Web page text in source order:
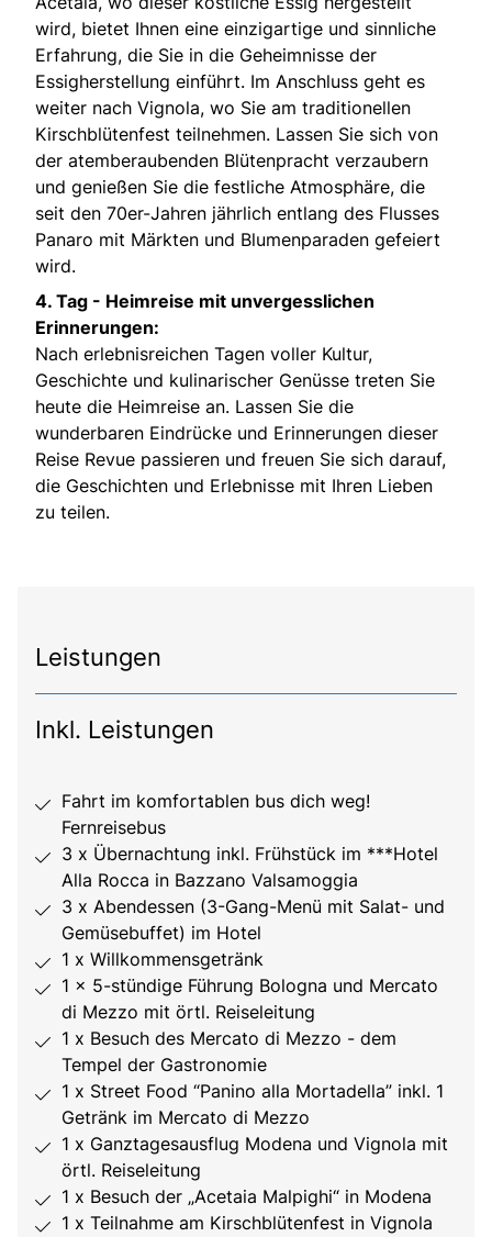
wird, bietet Ihnen eine einzigartige und sinnliche
Erfahrung, die Sie in die Geheimnisse der
Essigherstellung einführt. Im Anschluss geht es
weiter nach Vignola, wo Sie am traditionellen
Kirschblütenfest teilnehmen. Lassen Sie sich von
der atemberaubenden Blütenpracht verzaubern
und genießen Sie die festliche Atmosphäre, die
seit den 70er-Jahren jährlich entlang des Flusses
Panaro mit Märkten und Blumenparaden gefeiert
wird.
4. Tag - Heimreise mit unvergesslichen
Erinnerungen:
Nach erlebnisreichen Tagen voller Kultur,
Geschichte und kulinarischer Genüsse treten Sie
heute die Heimreise an. Lassen Sie die
wunderbaren Eindrücke und Erinnerungen dieser
Reise Revue passieren und freuen Sie sich darauf,
die Geschichten und Erlebnisse mit Ihren Lieben
zu teilen.
Leistungen
Inkl. Leistungen
Fahrt im komfortablen bus dich weg!
Fernreisebus
3 x Übernachtung inkl. Frühstück im ***Hotel
Alla Rocca in Bazzano Valsamoggia
3 x Abendessen (3-Gang-Menü mit Salat- und
Gemüsebuffet) im Hotel
1 x Willkommensgetränk
1 x 5-stündige Führung Bologna und Mercato
di Mezzo mit örtl. Reiseleitung
1 x Besuch des Mercato di Mezzo - dem
Tempel der Gastronomie
1 x Street Food “Panino alla Mortadella” inkl. 1
Getränk im Mercato di Mezzo
1 x Ganztagesausflug Modena und Vignola mit
örtl. Reiseleitung
1 x Besuch der „Acetaia Malpighi“ in Modena
1 x Teilnahme am Kirschblütenfest in Vignola